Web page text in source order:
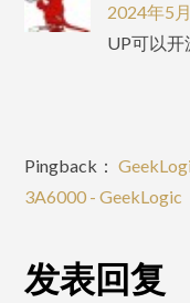
2024年5
UP可以
Pingback：
3A6000 - GeekLogic
发表回复